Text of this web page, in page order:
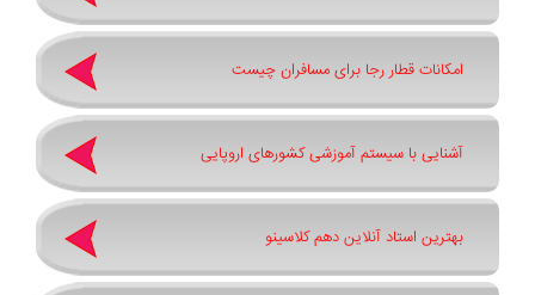
امکانات قطار رجا برای مسافران چیست
آشنایی با سیستم آموزشی کشورهای اروپایی
بهترین استاد آنلاین دهم کلاسینو